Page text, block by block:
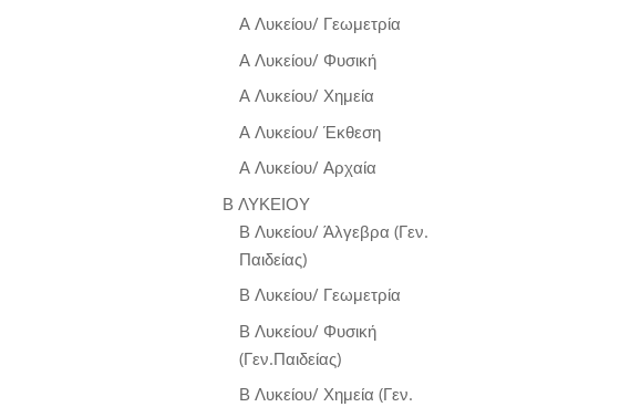
Α Λυκείου/ Γεωμετρία
Α Λυκείου/ Φυσική
Α Λυκείου/ Χημεία
Α Λυκείου/ Έκθεση
Α Λυκείου/ Αρχαία
Β ΛΥΚΕΙΟΥ
Β Λυκείου/ Άλγεβρα (Γεν.
Παιδείας)
Β Λυκείου/ Γεωμετρία
Β Λυκείου/ Φυσική
(Γεν.Παιδείας)
Β Λυκείου/ Χημεία (Γεν.